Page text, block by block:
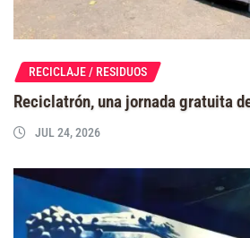
RECICLAJE / RESIDUOS
Reciclatrón, una jornada gratuita
JUL 24, 2026